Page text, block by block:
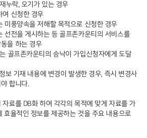
누락, 오기가 있는 경우
신청한 경우
풍양속을 저해할 목적으로 신청한 경우
전을 게시하는 등 골프존카운티의 서비스를
을 하는 경우
골프존카운티의 승낙이 가입신청자에게 도달
보 기재 내용에 변경이 발생한 경우, 즉시 변경사
합니다.
료를 DB화 하여 각각의 목적에 맞게 자료를 가
효율적인 정보를 제공하는 것을 주요 내용으로